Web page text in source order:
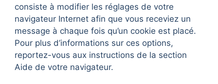
consiste à modifier les réglages de votre
navigateur Internet afin que vous receviez un
message à chaque fois qu’un cookie est placé.
Pour plus d’informations sur ces options,
reportez-vous aux instructions de la section
Aide de votre navigateur.